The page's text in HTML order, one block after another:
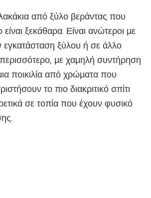
από ξύλο βεράντας που
ξεκάθαρα. Είναι ανώτεροι με
εγκατάσταση ξύλου ή σε άλλο
με χαμηλή συντήρηση
ποικιλία από χρώματα που
το πιο διακριτικό σπίτι
σε τοπία που έχουν φυσικό